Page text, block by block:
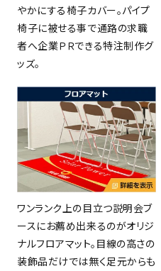
やかにする椅子カバー。パイプ
椅子に被せる事で通路の求職
者へ企業ＰＲできる特注制作グ
ッズ。
ワンランク上の目立つ説明会ブ
ースにお薦め出来るのがオリジ
ナルフロアマット。目線の高さの
装飾品だけでは無く足元からも